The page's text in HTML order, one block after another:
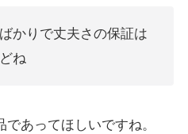
かりで丈夫さの保証は
ね
あってほしいですね。